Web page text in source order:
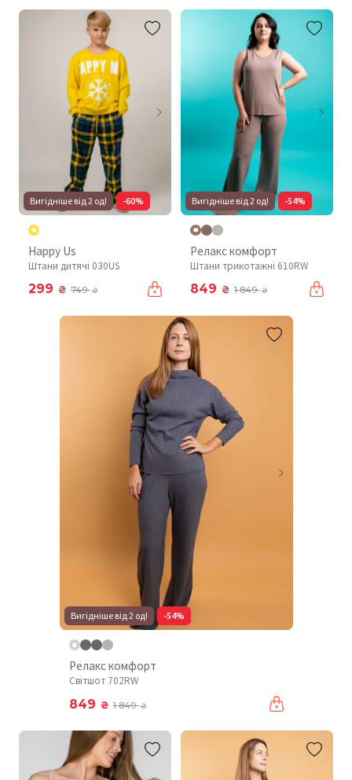
Вигідніше від 2 од! -60%
Happy Us
Штани дитячі 030US
299 ₴ 749₴
Вигідніше від 2 од! -54%
Релакс комфорт
Штани трикотажні 610RW
849 ₴ 1 849₴
Вигідніше від 2 од! -54%
Релакс комфорт
Світшот 702RW
849 ₴ 1 849₴